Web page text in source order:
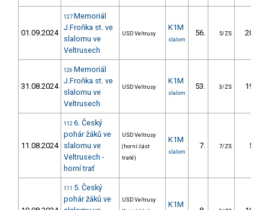
01.09.2024
127 Memoriál
J.Froňka st. ve
slalomu ve
Veltrusech
USD Veltrusy
K1M
slalom
56. 5/ZS 20.72
31.08.2024
126 Memoriál
J.Froňka st. ve
slalomu ve
Veltrusech
USD Veltrusy
K1M
slalom
53. 3/ZS 19.36
11.08.2024
112 6. Český
pohár žáků ve
slalomu ve
Veltrusech -
horní trať
USD Veltrusy
(horní část
tratě)
K1M
slalom
7. 7/ZS 5.38
111 5. Český
pohár žáků ve
USD Veltrusy
K1M